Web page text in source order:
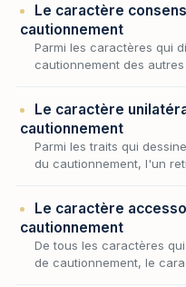
disp…
Le caractère
cautionnement
Parmi les caractères qui
cautionnement des
accord de v…
Le caractère
cautionnement
Parmi les traits qui
du cautionnement, l'un
contrepartie d…
Le caractère
cautionnement
De tous les caractères
de cautionnement, le